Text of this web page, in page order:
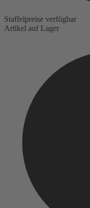
Staffelpreise verfügbar
Artikel auf Lager